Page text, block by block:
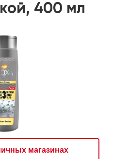
400 мл
магазинах